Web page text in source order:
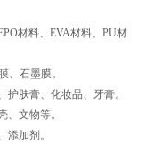
材料、EVA材料、PU材
、石墨膜。
肤膏、化妆品、牙膏。
、文物等。
添加剂。